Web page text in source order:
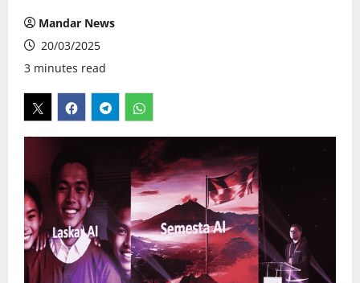
Mandar News
20/03/2025
3 minutes read